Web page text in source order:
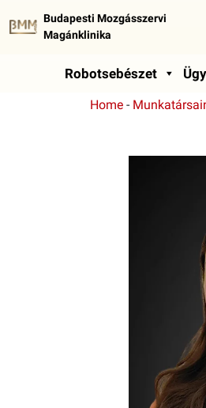
Budapesti Mozgásszervi
Magánklinika
Robotsebészet
Home -